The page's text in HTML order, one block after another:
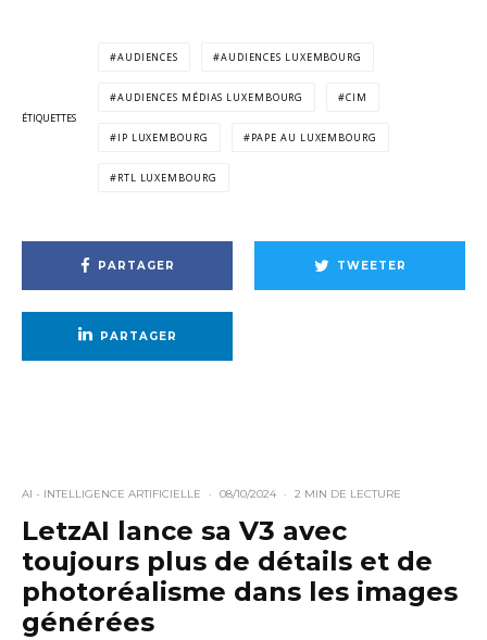
ÉTIQUETTES
AUDIENCES AUDIENCES LUXEMBOURG
AUDIENCES MÉDIAS LUXEMBOURG CIM
IP LUXEMBOURG PAPE AU LUXEMBOURG
RTL LUXEMBOURG
PARTAGER TWEETER
PARTAGER
AI - INTELLIGENCE ARTIFICIELLE · 08/10/2024 · 2 MIN DE LECTURE
LetzAI lance sa V3 avec
toujours plus de détails et de
photoréalisme dans les images
générées